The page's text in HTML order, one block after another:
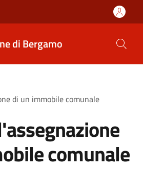
di Bergamo
di un immobile comunale
comunale